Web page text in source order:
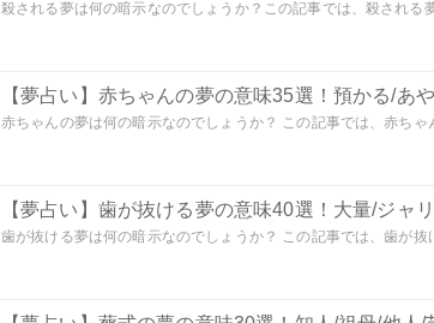
殺される夢は何の暗示なのでしょうか？この記事では、殺される
【夢占い】赤ちゃんの夢の意味35選！預かる/あ
赤ちゃんの夢は何の暗示なのでしょうか？ この記事では、赤ちゃ
【夢占い】歯が抜ける夢の意味40選！大量/ジャ
歯が抜ける夢は何の暗示なのでしょうか？ この記事では、歯が抜